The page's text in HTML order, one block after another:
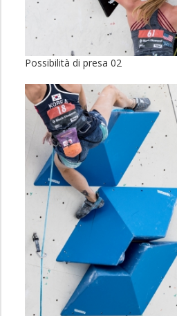
Possibilità di presa 02